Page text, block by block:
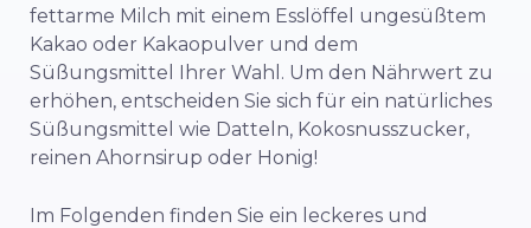
fettarme Milch mit einem Esslöffel ungesüßtem
Kakao oder Kakaopulver und dem
Süßungsmittel Ihrer Wahl. Um den Nährwert zu
erhöhen, entscheiden Sie sich für ein natürliches
Süßungsmittel wie Datteln, Kokosnusszucker,
reinen Ahornsirup oder Honig!
Im Folgenden finden Sie ein leckeres und